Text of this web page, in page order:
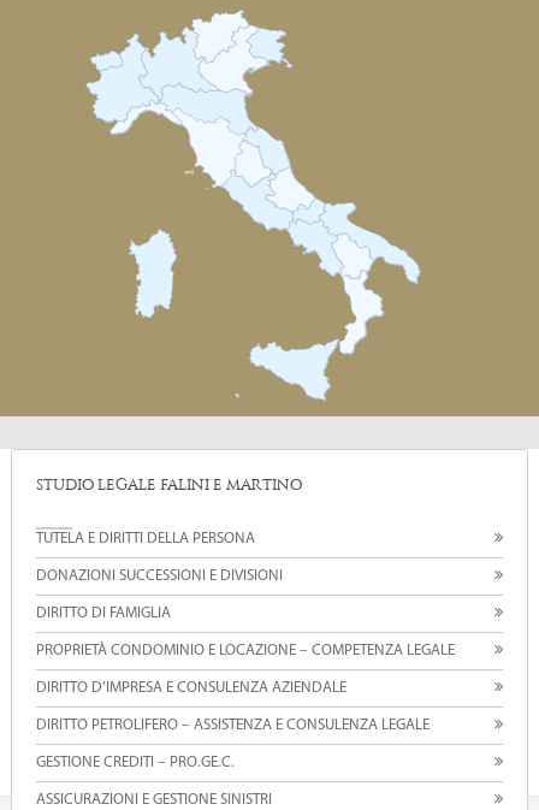
STUDIO LEGALE FALINI E MARTINO
TUTELA E DIRITTI DELLA PERSONA
DONAZIONI SUCCESSIONI E DIVISIONI
DIRITTO DI FAMIGLIA
PROPRIETÀ CONDOMINIO E LOCAZIONE – COMPETENZA LEGALE
DIRITTO D’IMPRESA E CONSULENZA AZIENDALE
DIRITTO PETROLIFERO – ASSISTENZA E CONSULENZA LEGALE
GESTIONE CREDITI – PRO.GE.C.
ASSICURAZIONI E GESTIONE SINISTRI